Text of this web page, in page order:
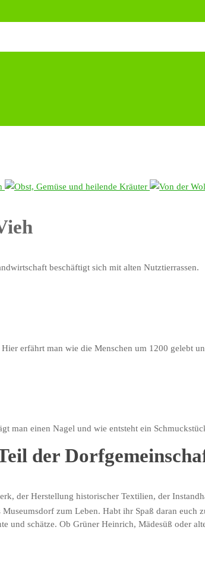
beschäftigt sich mit alten Nutztierrassen.
erfährt man wie die Menschen um 1200 gelebt
man einen Nagel und wie entsteht ein
und schätze. Ob Grüner Heinrich, Mädesüß oder
der
der Herstellung historischer Textilien, der
zum Leben. Habt ihr Spaß daran euch